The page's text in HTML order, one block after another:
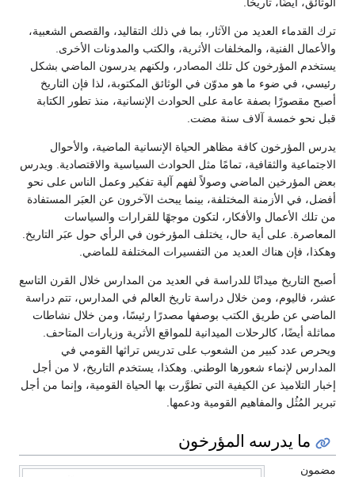
الوثائق، أيضًا، تاريخًا.
ترك القدماء العديد من الآثار، بما في ذلك التقاليد، والقصص الشعبية،
والأعمال الفنية، والمخلفات الأثرية، والكتب والمدونات الأخرى.
يستخدم المؤرخون كل تلك المصادر، ولكنهم يدرسون الماضي بشكل
رئيسي، في ضوء ما هو مدوّن في الوثائق المكتوبة، لذا فإن التاريخ
أصبح مقصورًا بصفة عامة على الحوادث الإنسانية، منذ تطور الكتابة
قبل نحو خمسة آلاف سنة مضت.
يدرس المؤرخون كافة مظاهر الحياة الإنسانية الماضية، والأحوال
الاجتماعية والثقافية، تمامًا مثل الحوادث السياسية والاقتصادية. ويدرس
بعض المؤرخين الماضي وصولاً لفهم آلية تفكير وعمل الناس على نحو
أفضل، في الأزمنة المختلفة، بينما يبحث الآخرون عن العبَر المستفادة
من تلك الأعمال والأفكار، لتكون موجهًا للقرارات والسياسات
المعاصرة. على أية حال، يختلف المؤرخون في الرأي حول عبَر التاريخ.
وهكذا، فإن هناك العديد من التفسيرات المختلفة للماضي.
أصبح التاريخ ميدانًا للدراسة في العديد من المدارس خلال القرن التاسع
عشر، فاليوم، ومن خلال دراسة تاريخ العالم في المدارس، تتم دراسة
الماضي عن طريق الكتب بوصفها مصدرًا رئيسًا، ومن خلال نشاطات
مماثلة أيضًا، كالرحلات الميدانية للمواقع الأثرية وزيارات المتاحف.
ويحرص عدد كبير من الشعوب على تدريس تراثها القومي في
المدارس لإنماء شعورها الوطني. وهكذا، يستخدم التاريخ، لا من أجل
إخبار التلاميذ عن الكيفية التي تطوَّرت بها الحياة القومية، وإنما من أجل
تبرير المُثُل والمفاهيم القومية ودعمها.
ما يدرسه المؤرخون
مضمون